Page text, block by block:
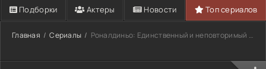
Подборки Актеры Новости Топ сериалов
Главная Сериалы Роналдиньо: Единственный и неповторимый (2026)